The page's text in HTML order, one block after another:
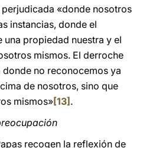
«donde nosotros
instancias, donde el
una propiedad nuestra y el
mismos. El derroche
no reconocemos ya
de nosotros, sino que
mismos»[13] .
recogen la reflexión de